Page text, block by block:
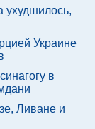
ухудшилось,
Украине
в
Ливане и